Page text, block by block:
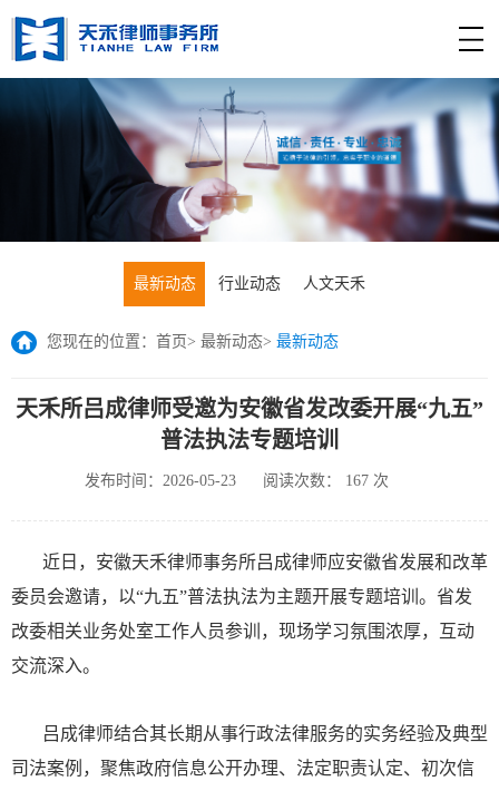
最新动态 行业动态 人文天禾
您现在的位置： 首页> 最新动态> 最新动态
天禾所吕成律师受邀为安徽省发改委开展“九五”
普法执法专题培训
发布时间：2026-05-23 阅读次数： 167次
近日，安徽天禾律师事务所吕成律师应安徽省发展和改革
委员会邀请，以“九五”普法执法为主题开展专题培训。省发
改委相关业务处室工作人员参训，现场学习氛围浓厚，互动
交流深入。
吕成律师结合其长期从事行政法律服务的实务经验及典型
司法案例，聚焦政府信息公开办理、法定职责认定、初次信